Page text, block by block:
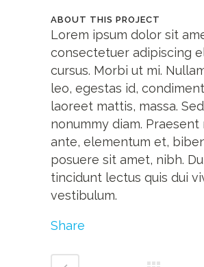
ABOUT THIS PROJECT
Lorem ipsum dolor sit
consectetuer adipiscing
cursus. Morbi ut mi.
leo, egestas id,
laoreet mattis, massa.
nonummy diam. Praesent
ante, elementum et,
posuere sit amet, nibh.
tincidunt lectus quis dui
vestibulum.
Share